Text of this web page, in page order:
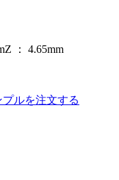
Z ： 4.65mm
ルを注文する